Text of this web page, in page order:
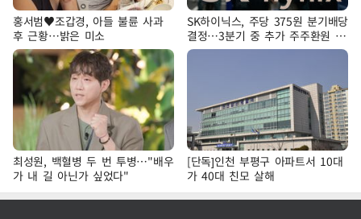
홍서범♥조갑경, 아들 불륜 사과
후 근황…밝은 미소
SK하이닉스, 주당 375원 분기배당
결정…3분기 중 추가 주주환원 발
표
최성원, 백혈병 두 번 투병…"배우
가 내 길 아닌가 싶었다"
[단독]인천 부평구 아파트서 10대
가 40대 친모 살해